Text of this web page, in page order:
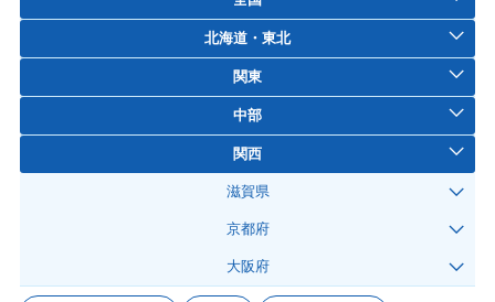
北海道・東北
関東
中部
関西
滋賀県
京都府
大阪府